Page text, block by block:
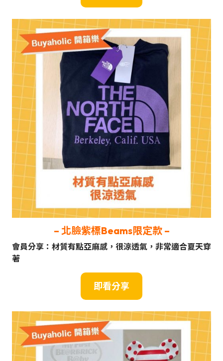
– 北臉紫標Beams限定款–
會員分享：材質有點亞麻感，很涼透氣，非常適合夏天穿
著
即看分享